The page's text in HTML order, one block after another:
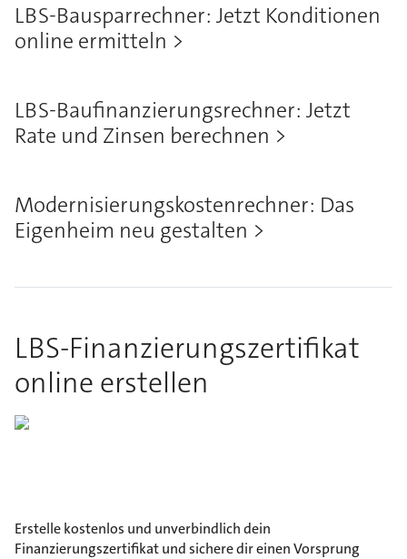
LBS-Bausparrechner: Jetzt Konditionen
online ermitteln
LBS-Baufinanzierungsrechner: Jetzt
Rate und Zinsen berechnen
Modernisierungskostenrechner: Das
Eigenheim neu gestalten
LBS-Finanzierungszertifikat
online erstellen
Erstelle kostenlos und unverbindlich dein
Finanzierungszertifikat und sichere dir einen Vorsprung